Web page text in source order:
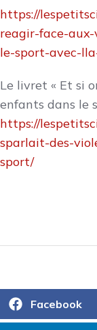
https://
reagir-face-
le-sport-avec-
Le livret « Et si
enfants dans le
https://
sparlait-des-
sport/
Facebook